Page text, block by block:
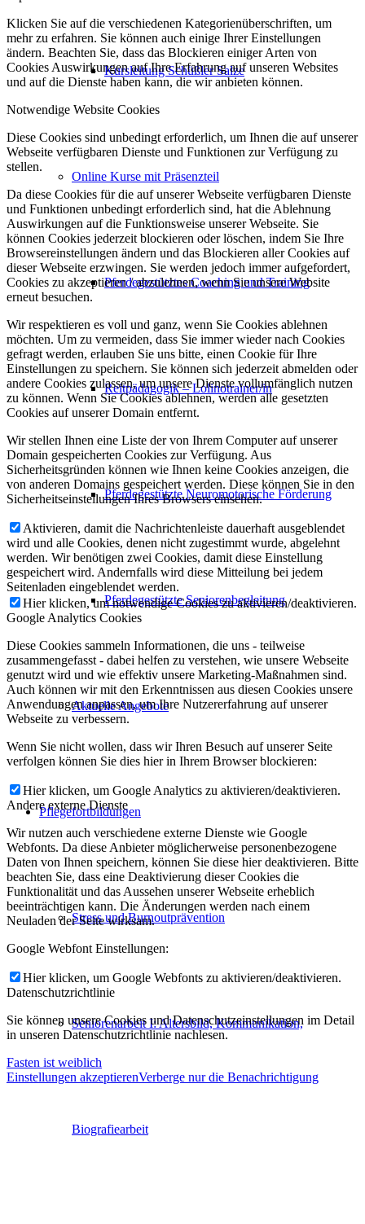
Kursleitung Schüßler Salze
Online Kurse mit Präsenzteil
Pferdegestütztes Coaching und Training
Reitpädagogik – Lolinotrainer/in
Pferdegestützte Neuromotorische Förderung
Pferdegestützte Seniorenbegleitung
Aktuelle Angebote
Pflegefortbildungen
Stress und Burnoutprävention
Seniorenarbeit I: Altersbild, Kommunikation,
Biografiearbeit
Klicken Sie auf die verschiedenen Kategorienüberschriften, um
mehr zu erfahren. Sie können auch einige Ihrer Einstellungen
ändern. Beachten Sie, dass das Blockieren einiger Arten von
Cookies Auswirkungen auf Ihre Erfahrung auf unseren Websites
und auf die Dienste haben kann, die wir anbieten können.
Notwendige Website Cookies
Diese Cookies sind unbedingt erforderlich, um Ihnen die auf unserer
Webseite verfügbaren Dienste und Funktionen zur Verfügung zu
stellen.
Da diese Cookies für die auf unserer Webseite verfügbaren Dienste
und Funktionen unbedingt erforderlich sind, hat die Ablehnung
Auswirkungen auf die Funktionsweise unserer Webseite. Sie
können Cookies jederzeit blockieren oder löschen, indem Sie Ihre
Browsereinstellungen ändern und das Blockieren aller Cookies auf
dieser Webseite erzwingen. Sie werden jedoch immer aufgefordert,
Cookies zu akzeptieren / abzulehnen, wenn Sie unsere Website
erneut besuchen.
Wir respektieren es voll und ganz, wenn Sie Cookies ablehnen
möchten. Um zu vermeiden, dass Sie immer wieder nach Cookies
gefragt werden, erlauben Sie uns bitte, einen Cookie für Ihre
Einstellungen zu speichern. Sie können sich jederzeit abmelden oder
andere Cookies zulassen, um unsere Dienste vollumfänglich nutzen
zu können. Wenn Sie Cookies ablehnen, werden alle gesetzten
Cookies auf unserer Domain entfernt.
Wir stellen Ihnen eine Liste der von Ihrem Computer auf unserer
Domain gespeicherten Cookies zur Verfügung. Aus
Sicherheitsgründen können wie Ihnen keine Cookies anzeigen, die
von anderen Domains gespeichert werden. Diese können Sie in den
Sicherheitseinstellungen Ihres Browsers einsehen.
Aktivieren, damit die Nachrichtenleiste dauerhaft ausgeblendet
wird und alle Cookies, denen nicht zugestimmt wurde, abgelehnt
werden. Wir benötigen zwei Cookies, damit diese Einstellung
gespeichert wird. Andernfalls wird diese Mitteilung bei jedem
Seitenladen eingeblendet werden.
Hier klicken, um notwendige Cookies zu aktivieren/deaktivieren.
Google Analytics Cookies
Diese Cookies sammeln Informationen, die uns - teilweise
zusammengefasst - dabei helfen zu verstehen, wie unsere Webseite
genutzt wird und wie effektiv unsere Marketing-Maßnahmen sind.
Auch können wir mit den Erkenntnissen aus diesen Cookies unsere
Anwendungen anpassen, um Ihre Nutzererfahrung auf unserer
Webseite zu verbessern.
Wenn Sie nicht wollen, dass wir Ihren Besuch auf unserer Seite
verfolgen können Sie dies hier in Ihrem Browser blockieren:
Hier klicken, um Google Analytics zu aktivieren/deaktivieren.
Andere externe Dienste
Wir nutzen auch verschiedene externe Dienste wie Google
Webfonts. Da diese Anbieter möglicherweise personenbezogene
Daten von Ihnen speichern, können Sie diese hier deaktivieren. Bitte
beachten Sie, dass eine Deaktivierung dieser Cookies die
Funktionalität und das Aussehen unserer Webseite erheblich
beeinträchtigen kann. Die Änderungen werden nach einem
Neuladen der Seite wirksam.
Google Webfont Einstellungen:
Hier klicken, um Google Webfonts zu aktivieren/deaktivieren.
Datenschutzrichtlinie
Sie können unsere Cookies und Datenschutzeinstellungen im Detail
in unseren Datenschutzrichtlinie nachlesen.
Fasten ist weiblich
Einstellungen akzeptierenVerberge nur die Benachrichtigung